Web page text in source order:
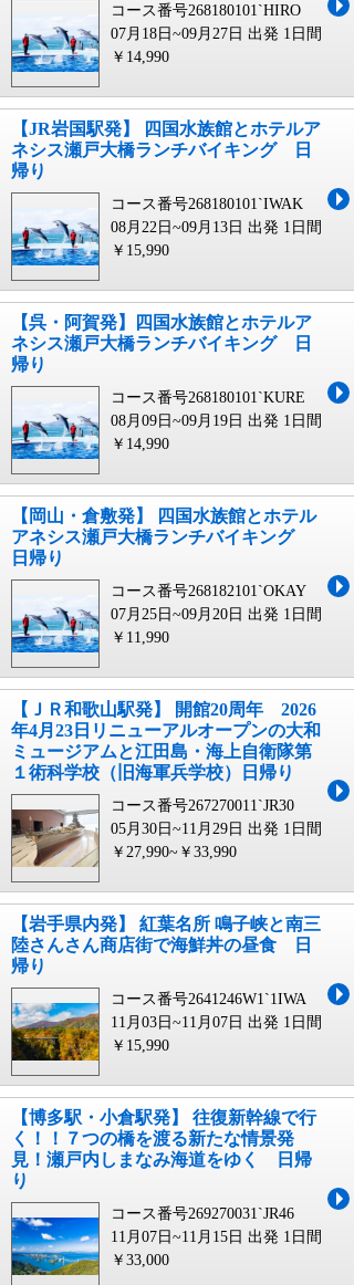
コース番号268180101`HIRO
07月18日~09月27日 出発 1日間
￥14,990
【JR岩国駅発】 四国水族館とホテルア
ネシス瀬戸大橋ランチバイキング 日
帰り
コース番号268180101`IWAK
08月22日~09月13日 出発 1日間
￥15,990
【呉・阿賀発】四国水族館とホテルア
ネシス瀬戸大橋ランチバイキング 日
帰り
コース番号268180101`KURE
08月09日~09月19日 出発 1日間
￥14,990
【岡山・倉敷発】 四国水族館とホテル
アネシス瀬戸大橋ランチバイキング
日帰り
コース番号268182101`OKAY
07月25日~09月20日 出発 1日間
￥11,990
【ＪＲ和歌山駅発】 開館20周年 2026
年4月23日リニューアルオープンの大和
ミュージアムと江田島・海上自衛隊第
１術科学校（旧海軍兵学校）日帰り
コース番号267270011`JR30
05月30日~11月29日 出発 1日間
￥27,990~￥33,990
【岩手県内発】 紅葉名所 鳴子峡と南三
陸さんさん商店街で海鮮丼の昼食 日
帰り
コース番号2641246W1`1IWA
11月03日~11月07日 出発 1日間
￥15,990
【博多駅・小倉駅発】 往復新幹線で行
く！！７つの橋を渡る新たな情景発
見！瀬戸内しまなみ海道をゆく 日帰
り
コース番号269270031`JR46
11月07日~11月15日 出発 1日間
￥33,000